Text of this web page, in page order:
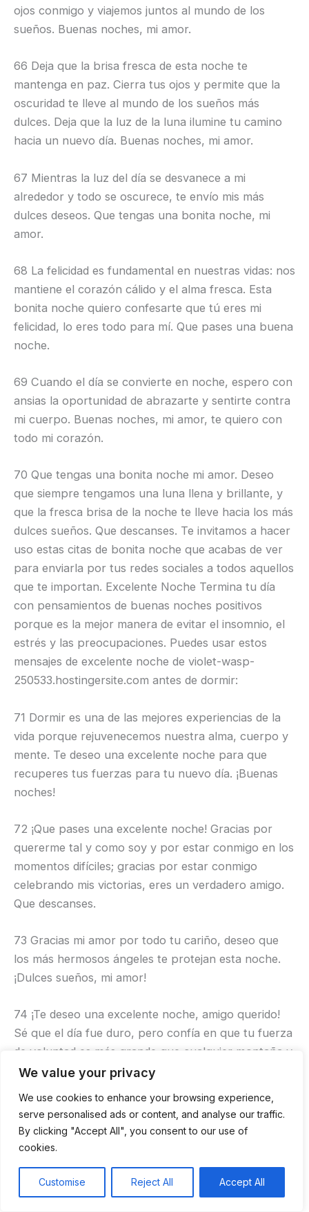
We value your privacy
We use cookies to enhance your browsing experience,
serve personalised ads or content, and analyse our traffic.
By clicking "Accept All", you consent to our use of
cookies.
Customise Reject All Accept All
ojos conmigo y viajemos juntos al mundo de los
sueños. Buenas noches, mi amor.
66 Deja que la brisa fresca de esta noche te
mantenga en paz. Cierra tus ojos y permite que la
oscuridad te lleve al mundo de los sueños más
dulces. Deja que la luz de la luna ilumine tu camino
hacia un nuevo día. Buenas noches, mi amor.
67 Mientras la luz del día se desvanece a mi
alrededor y todo se oscurece, te envío mis más
dulces deseos. Que tengas una bonita noche, mi
amor.
68 La felicidad es fundamental en nuestras vidas: nos
mantiene el corazón cálido y el alma fresca. Esta
bonita noche quiero confesarte que tú eres mi
felicidad, lo eres todo para mí. Que pases una buena
noche.
69 Cuando el día se convierte en noche, espero con
ansias la oportunidad de abrazarte y sentirte contra
mi cuerpo. Buenas noches, mi amor, te quiero con
todo mi corazón.
70 Que tengas una bonita noche mi amor. Deseo
que siempre tengamos una luna llena y brillante, y
que la fresca brisa de la noche te lleve hacia los más
dulces sueños. Que descanses. Te invitamos a hacer
uso estas citas de bonita noche que acabas de ver
para enviarla por tus redes sociales a todos aquellos
que te importan. Excelente Noche Termina tu día
con pensamientos de buenas noches positivos
porque es la mejor manera de evitar el insomnio, el
estrés y las preocupaciones. Puedes usar estos
mensajes de excelente noche de violet-wasp-
250533.hostingersite.com antes de dormir:
71 Dormir es una de las mejores experiencias de la
vida porque rejuvenecemos nuestra alma, cuerpo y
mente. Te deseo una excelente noche para que
recuperes tus fuerzas para tu nuevo día. ¡Buenas
noches!
72 ¡Que pases una excelente noche! Gracias por
quererme tal y como soy y por estar conmigo en los
momentos difíciles; gracias por estar conmigo
celebrando mis victorias, eres un verdadero amigo.
Que descanses.
73 Gracias mi amor por todo tu cariño, deseo que
los más hermosos ángeles te protejan esta noche.
¡Dulces sueños, mi amor!
74 ¡Te deseo una excelente noche, amigo querido!
Sé que el día fue duro, pero confía en que tu fuerza
de voluntad es más grande que cualquier montaña y
puedes con cualquier reto que pueda surgir.
75 Tu amistad es un tesoro irremplazable. Que
pases una excelente noche, amiga querida, no
76 Ningún mal podrá tocarte esta noche porque he